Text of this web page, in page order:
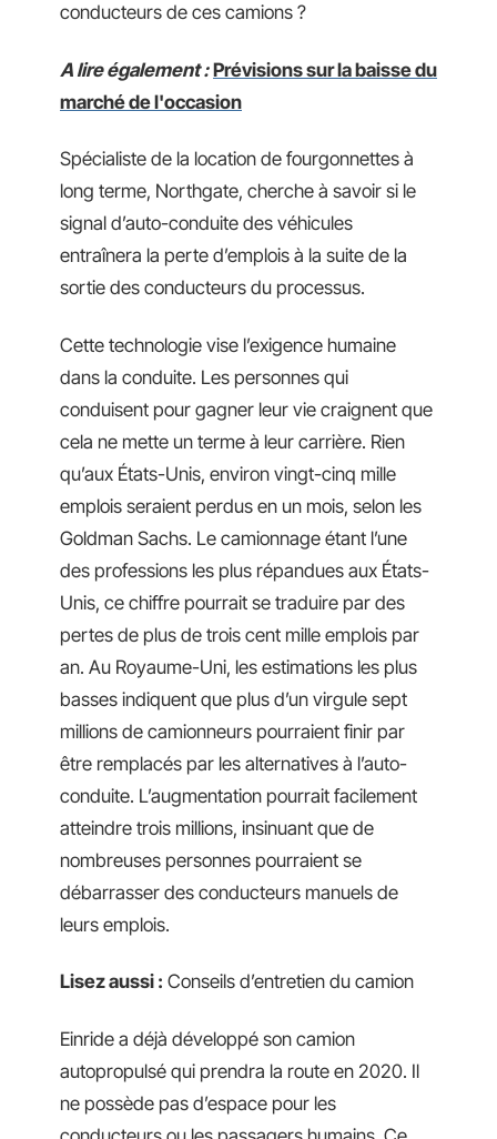
conducteurs de ces camions ?
A lire également : Prévisions sur la baisse du
marché de l'occasion
Spécialiste de la location de fourgonnettes à
long terme, Northgate, cherche à savoir si le
signal d’auto-conduite des véhicules
entraînera la perte d’emplois à la suite de la
sortie des conducteurs du processus.
Cette technologie vise l’exigence humaine
dans la conduite. Les personnes qui
conduisent pour gagner leur vie craignent que
cela ne mette un terme à leur carrière. Rien
qu’aux États-Unis, environ vingt-cinq mille
emplois seraient perdus en un mois, selon les
Goldman Sachs. Le camionnage étant l’une
des professions les plus répandues aux États-
Unis, ce chiffre pourrait se traduire par des
pertes de plus de trois cent mille emplois par
an. Au Royaume-Uni, les estimations les plus
basses indiquent que plus d’un virgule sept
millions de camionneurs pourraient finir par
être remplacés par les alternatives à l’auto-
conduite. L’augmentation pourrait facilement
atteindre trois millions, insinuant que de
nombreuses personnes pourraient se
débarrasser des conducteurs manuels de
leurs emplois.
Lisez aussi : Conseils d’entretien du camion
Einride a déjà développé son camion
autopropulsé qui prendra la route en 2020. Il
ne possède pas d’espace pour les